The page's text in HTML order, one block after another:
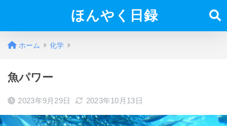
ほんやく日録
ホーム 化学
魚パワー
2023年9月29日 2023年10月13日